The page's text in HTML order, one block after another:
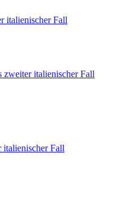
italienischer Fall
italienischer Fall
Fall